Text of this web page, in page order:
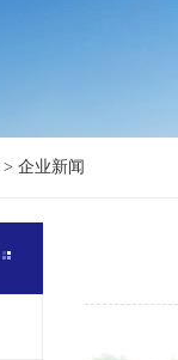
> 企业新闻